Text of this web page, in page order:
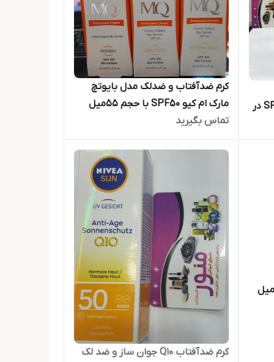
مخصوص پوست های چرب SPF50 در
کرم ضدآفتاب و ضدلک مدل بایوتچ
مارک ام کیو SPF50 با حجم 55میل
تماس بگیرید
کرم ضدآفتاب Q10 جوان ساز و ضد لک